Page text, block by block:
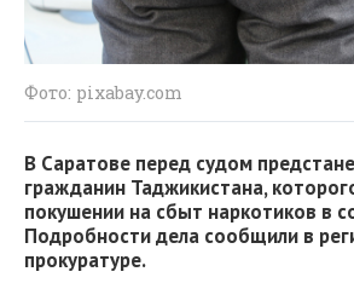
Фото: pixabay.com
В Саратове перед судом
гражданин Таджикистана,
покушении на сбыт наркотиков в
Подробности дела сообщили в
прокуратуре.